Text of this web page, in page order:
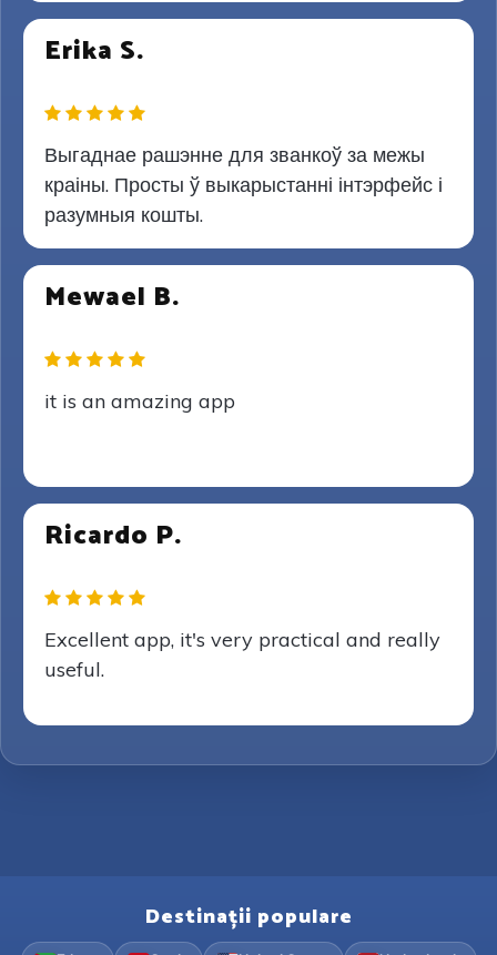
Erika S.
Выгаднае рашэнне для званкоў за межы
краіны. Просты ў выкарыстанні інтэрфейс і
разумныя кошты.
Mewael B.
it is an amazing app
Ricardo P.
Excellent app, it's very practical and really
useful.
Destinații populare